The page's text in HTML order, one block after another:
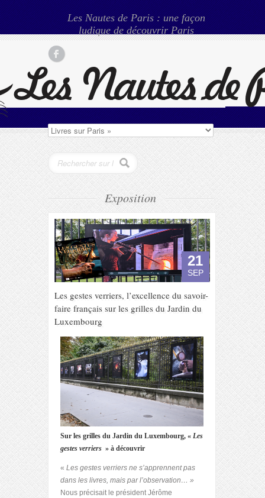
Les Nautes de Paris : une façon
ludique de découvrir Paris
Exposition
21
SEP
Les gestes verriers, l’excellence du savoir-
faire français sur les grilles du Jardin du
Luxembourg
Sur les grilles du Jardin du Luxembourg, « Les
gestes verriers » à découvrir
« Les gestes verriers ne s’apprennent pas
dans les livres, mais par l’observation… »
Nous précisait le président Jérôme